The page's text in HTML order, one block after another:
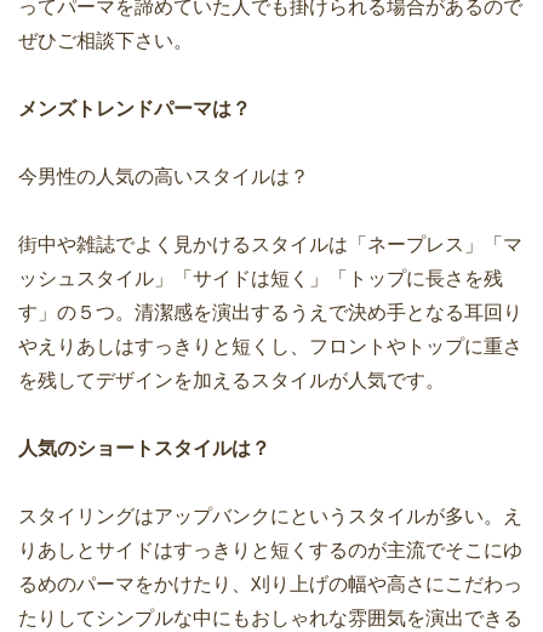
ってパーマを諦めていた人でも掛けられる場合があるので
ぜひご相談下さい。
メンズトレンドパーマは？
今男性の人気の高いスタイルは？
街中や雑誌でよく見かけるスタイルは「ネープレス」「マ
ッシュスタイル」「サイドは短く」「トップに長さを残
す」の５つ。清潔感を演出するうえで決め手となる耳回り
やえりあしはすっきりと短くし、フロントやトップに重さ
を残してデザインを加えるスタイルが人気です。
人気のショートスタイルは？
スタイリングはアップバンクにというスタイルが多い。え
りあしとサイドはすっきりと短くするのが主流でそこにゆ
るめのパーマをかけたり、刈り上げの幅や高さにこだわっ
たりしてシンプルな中にもおしゃれな雰囲気を演出できる